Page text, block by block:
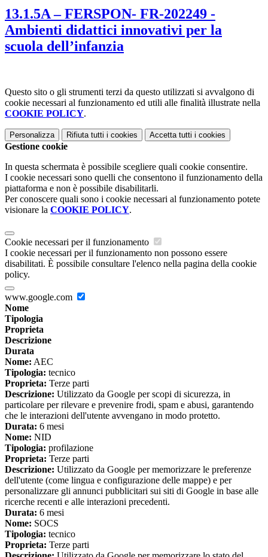
13.1.5A – FERSPON- FR-202249 -
Ambienti didattici innovativi per la
scuola dell’infanzia
Questo sito o gli strumenti terzi da questo utilizzati si avvalgono di
cookie necessari al funzionamento ed utili alle finalità illustrate nella
COOKIE POLICY.
Personalizza Rifiuta tutti i cookies Accetta tutti i cookies
Gestione cookie
In questa schermata è possibile scegliere quali cookie consentire.
I cookie necessari sono quelli che consentono il funzionamento della
piattaforma e non è possibile disabilitarli.
Per conoscere quali sono i cookie necessari al funzionamento potete
visionare la COOKIE POLICY.
Cookie necessari per il funzionamento
I cookie necessari per il funzionamento non possono essere
disabilitati. È possibile consultare l'elenco nella pagina della cookie
policy.
www.google.com
Nome
Tipologia
Proprieta
Descrizione
Durata
Nome: AEC
Tipologia: tecnico
Proprieta: Terze parti
Descrizione: Utilizzato da Google per scopi di sicurezza, in
particolare per rilevare e prevenire frodi, spam e abusi, garantendo
che le interazioni dell'utente avvengano in modo protetto.
Durata: 6 mesi
Nome: NID
Tipologia: profilazione
Proprieta: Terze parti
Descrizione: Utilizzato da Google per memorizzare le preferenze
dell'utente (come lingua e configurazione delle mappe) e per
personalizzare gli annunci pubblicitari sui siti di Google in base alle
ricerche recenti e alle interazioni precedenti.
Durata: 6 mesi
Nome: SOCS
Tipologia: tecnico
Proprieta: Terze parti